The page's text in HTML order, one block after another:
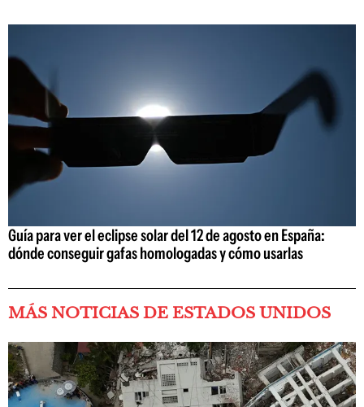
Guía para ver el eclipse solar del 12 de agosto en España:
dónde conseguir gafas homologadas y cómo usarlas
MÁS NOTICIAS DE ESTADOS UNIDOS